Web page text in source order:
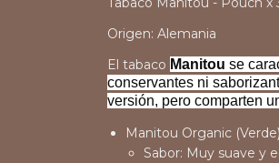
Origen: Alemania
El tabaco Manitou se
conservantes ni
versión, pero comparten
Manitou Organic
Sabor: Muy suave y